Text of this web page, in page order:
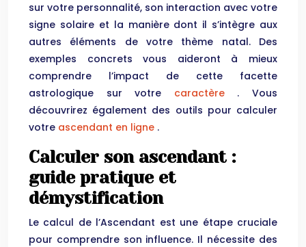
sur votre personnalité, son interaction avec votre
signe solaire et la manière dont il s’intègre aux
autres éléments de votre thème natal. Des
exemples concrets vous aideront à mieux
comprendre l’impact de cette facette
astrologique sur votre caractère . Vous
découvrirez également des outils pour calculer
votre ascendant en ligne .
Calculer son ascendant :
guide pratique et
démystification
Le calcul de l’Ascendant est une étape cruciale
pour comprendre son influence. Il nécessite des